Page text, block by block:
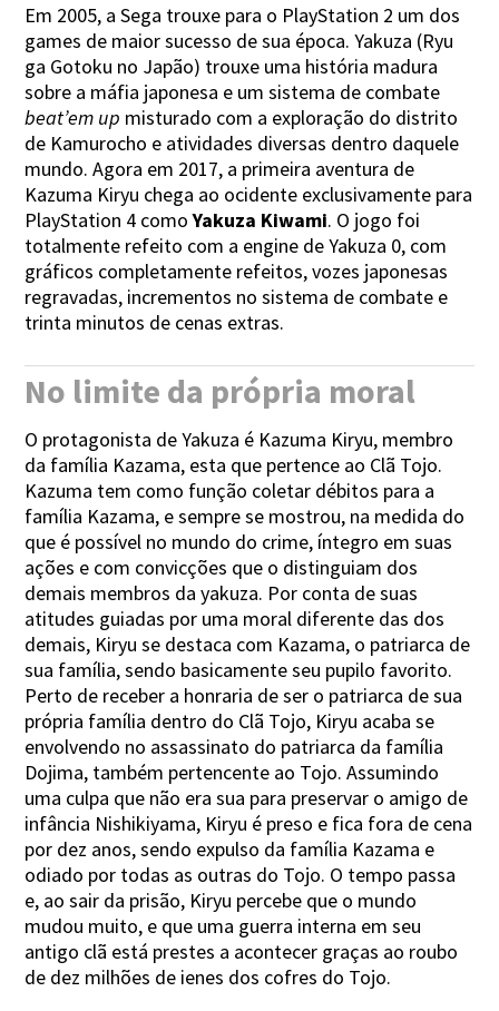
Em 2005, a Sega trouxe para o PlayStation 2 um dos
games de maior sucesso de sua época. Yakuza (Ryu
ga Gotoku no Japão) trouxe uma história madura
sobre a máfia japonesa e um sistema de combate
beat’em up misturado com a exploração do distrito
de Kamurocho e atividades diversas dentro daquele
mundo. Agora em 2017, a primeira aventura de
Kazuma Kiryu chega ao ocidente exclusivamente para
PlayStation 4 comoYakuza Kiwami. O jogo foi
totalmente refeito com a engine de Yakuza 0, com
gráficos completamente refeitos, vozes japonesas
regravadas, incrementos no sistema de combate e
trinta minutos de cenas extras.
No limite da própria moral
O protagonista de Yakuza é Kazuma Kiryu, membro
da família Kazama, esta que pertence ao Clã Tojo.
Kazuma tem como função coletar débitos para a
família Kazama, e sempre se mostrou, na medida do
que é possível no mundo do crime, íntegro em suas
ações e com convicções que o distinguiam dos
demais membros da yakuza. Por conta de suas
atitudes guiadas por uma moral diferente das dos
demais, Kiryu se destaca com Kazama, o patriarca de
sua família, sendo basicamente seu pupilo favorito.
Perto de receber a honraria de ser o patriarca de sua
própria família dentro do Clã Tojo, Kiryu acaba se
envolvendo no assassinato do patriarca da família
Dojima, também pertencente ao Tojo. Assumindo
uma culpa que não era sua para preservar o amigo de
infância Nishikiyama, Kiryu é preso e fica fora de cena
por dez anos, sendo expulso da família Kazama e
odiado por todas as outras do Tojo. O tempo passa
e, ao sair da prisão, Kiryu percebe que o mundo
mudou muito, e que uma guerra interna em seu
antigo clã está prestes a acontecer graças ao roubo
de dez milhões de ienes dos cofres do Tojo.